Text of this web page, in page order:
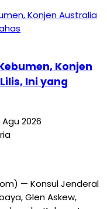
Konjen
Ini yang
Agu 2026
— Konsul Jenderal
Glen Askew,